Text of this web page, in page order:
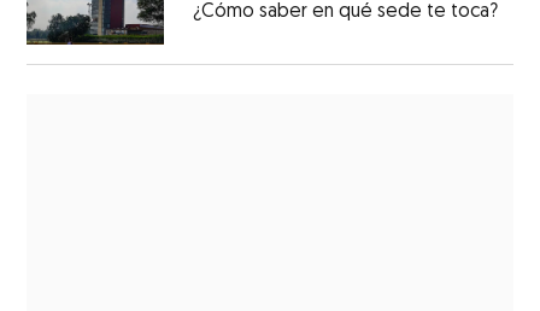
¿Cómo saber en qué sede te toca?